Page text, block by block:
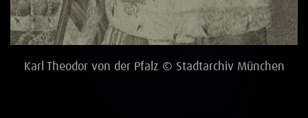
Karl Theodor von der Pfalz © Stadtarchiv München